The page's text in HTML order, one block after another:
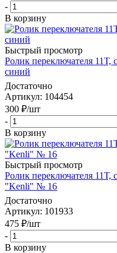
-
В корзину
Быстрый просмотр
Ролик переключателя
синий
Достаточно
Артикул: 104454
300 ₽/шт
-
В корзину
Быстрый просмотр
Ролик переключателя
"Kenli" № 16
Достаточно
Артикул: 101933
475 ₽/шт
-
В корзину